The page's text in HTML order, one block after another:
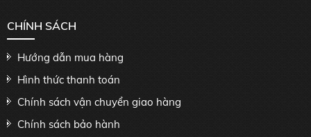
CHÍNH SÁCH
Hướng dẫn mua hàng
Hình thức thanh toán
Chính sách vận chuyển giao hàng
Chính sách bảo hành